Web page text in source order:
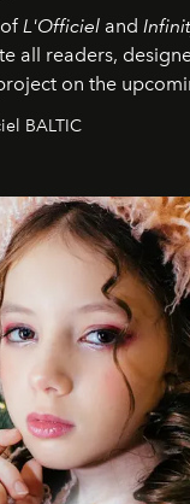
L'Officiel and
all readers,
on the
inspiration,
BALTIC